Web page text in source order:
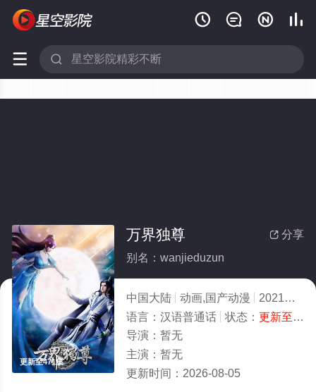
   
 
更新至471集
 分享
万界独尊
别名：wanjieduzun
中国大陆 动画,国产动漫 2021
7.0
语言： 汉语普通话 状态： 更新至471集
导演： 暂无
主演： 暂无
更新时间： 2026-08-05